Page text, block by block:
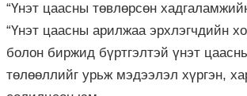
“Үнэт цаасны төвлөрсөн
“Үнэт цаасны арилжаа эрхлэгчдийн
болон биржид бүртгэлтэй үнэт
төлөөллийг урьж мэдээлэл хүргэн,